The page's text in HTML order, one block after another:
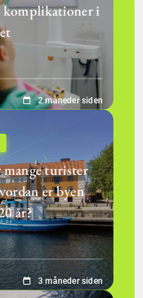
komplikationer i
2 måneder siden
turister
er byen
år?
3 måneder siden